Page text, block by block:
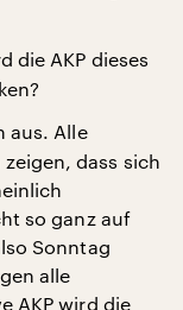
die AKP dieses
aus. Alle
dass sich
so ganz auf
Sonntag
alle
AKP wird die